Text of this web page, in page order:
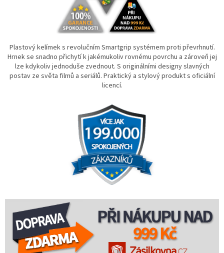
Plastový kelímek s revolučním Smartgrip systémem proti převrhnutí.
Hrnek se snadno přichytí k jakémukoliv rovnému povrchu a zároveň jej
lze kdykoliv jednoduše zvednout. S originálními designy slavných
postav ze světa filmů a seriálů. Praktický a stylový produkt s oficiální
licencí.